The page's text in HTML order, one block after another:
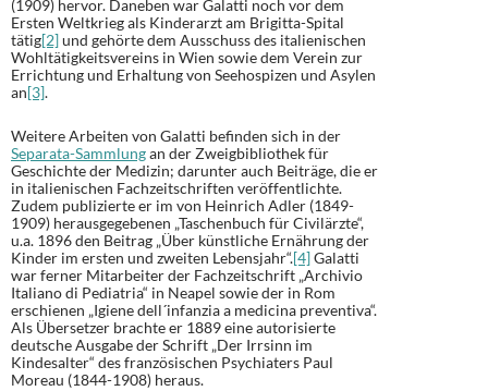
(1909) hervor. Daneben war Galatti noch vor dem
Ersten Weltkrieg als Kinderarzt am Brigitta-Spital
tätig[2]und gehörte dem Ausschuss des italienischen
Wohltätigkeitsvereins in Wien sowie dem Verein zur
Errichtung und Erhaltung von Seehospizen und Asylen
an[3].
Weitere Arbeiten von Galatti befinden sich in der
Separata-Sammlungan der Zweigbibliothek für
Geschichte der Medizin; darunter auch Beiträge, die er
in italienischen Fachzeitschriften veröffentlichte.
Zudem publizierte er im von Heinrich Adler (1849-
1909) herausgegebenen „Taschenbuch für Civilärzte“,
u.a. 1896 den Beitrag „Über künstliche Ernährung der
Kinder im ersten und zweiten Lebensjahr“.[4]Galatti
war ferner Mitarbeiter der Fachzeitschrift „Archivio
Italiano di Pediatria“ in Neapel sowie der in Rom
erschienen „Igiene dell´infanzia a medicina preventiva“.
Als Übersetzer brachte er 1889 eine autorisierte
deutsche Ausgabe der Schrift „Der Irrsinn im
Kindesalter“ des französischen Psychiaters Paul
Moreau (1844-1908) heraus.